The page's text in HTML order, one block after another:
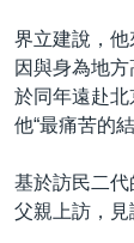
界立建說，
因與身為地
於同年遠赴
他“最痛苦的結
基於訪民二
父親上訪，見